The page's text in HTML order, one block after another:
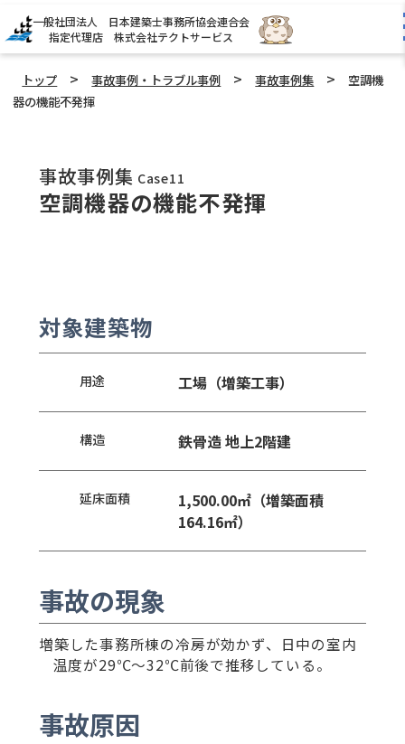
一般社団法人 日本建築士事務所協会連合会
指定代理店 株式会社テクトサービス
トップ > 事故事例・トラブル事例 > 事故事例集 >
空調機
器の機能不発揮
事故事例集 Case11
空調機器の機能不発揮
対象建築物
用途 工場（増築工事）
構造 鉄骨造 地上2階建
延床面積
1,500.00㎡（増築面積
164.16㎡）
事故の現象
増築した事務所棟の冷房が効かず、日中の室内
温度が29℃～32℃前後で推移している。
事故原因